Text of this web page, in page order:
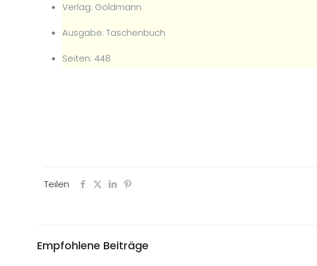
Verlag: Goldmann
Ausgabe: Taschenbuch
Seiten: 448
Teilen
Empfohlene Beiträge